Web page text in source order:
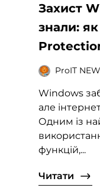
Захист
знали:
ProIT
Windows
але
Одним із
функцій,...
Читати